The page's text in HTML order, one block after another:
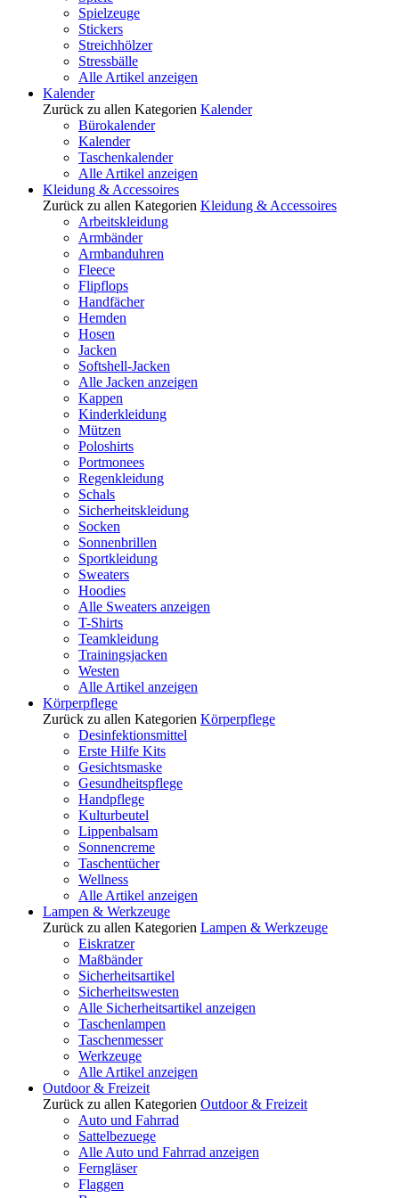
Spielzeuge
Stickers
Streichhölzer
Stressbälle
Alle Artikel anzeigen
Kalender
Zurück zu allen Kategorien Kalender
Bürokalender
Kalender
Taschenkalender
Alle Artikel anzeigen
Kleidung & Accessoires
Zurück zu allen Kategorien Kleidung & Accessoires
Arbeitskleidung
Armbänder
Armbanduhren
Fleece
Flipflops
Handfächer
Hemden
Hosen
Jacken
Softshell-Jacken
Alle Jacken anzeigen
Kappen
Kinderkleidung
Mützen
Poloshirts
Portmonees
Regenkleidung
Schals
Sicherheitskleidung
Socken
Sonnenbrillen
Sportkleidung
Sweaters
Hoodies
Alle Sweaters anzeigen
T-Shirts
Teamkleidung
Trainingsjacken
Westen
Alle Artikel anzeigen
Körperpflege
Zurück zu allen Kategorien Körperpflege
Desinfektionsmittel
Erste Hilfe Kits
Gesichtsmaske
Gesundheitspflege
Handpflege
Kulturbeutel
Lippenbalsam
Sonnencreme
Taschentücher
Wellness
Alle Artikel anzeigen
Lampen & Werkzeuge
Zurück zu allen Kategorien Lampen & Werkzeuge
Eiskratzer
Maßbänder
Sicherheitsartikel
Sicherheitswesten
Alle Sicherheitsartikel anzeigen
Taschenlampen
Taschenmesser
Werkzeuge
Alle Artikel anzeigen
Outdoor & Freizeit
Zurück zu allen Kategorien Outdoor & Freizeit
Auto und Fahrrad
Sattelbezuege
Alle Auto und Fahrrad anzeigen
Ferngläser
Flaggen